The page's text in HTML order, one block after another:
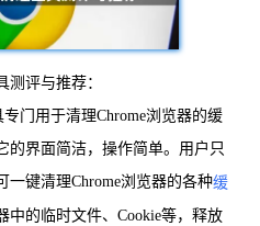
测评与推荐：
专门用于清理Chrome浏览器的缓
的界面简洁，操作简单。用户只
一键清理Chrome浏览器的各种缓
中的临时文件、Cookie等，释放